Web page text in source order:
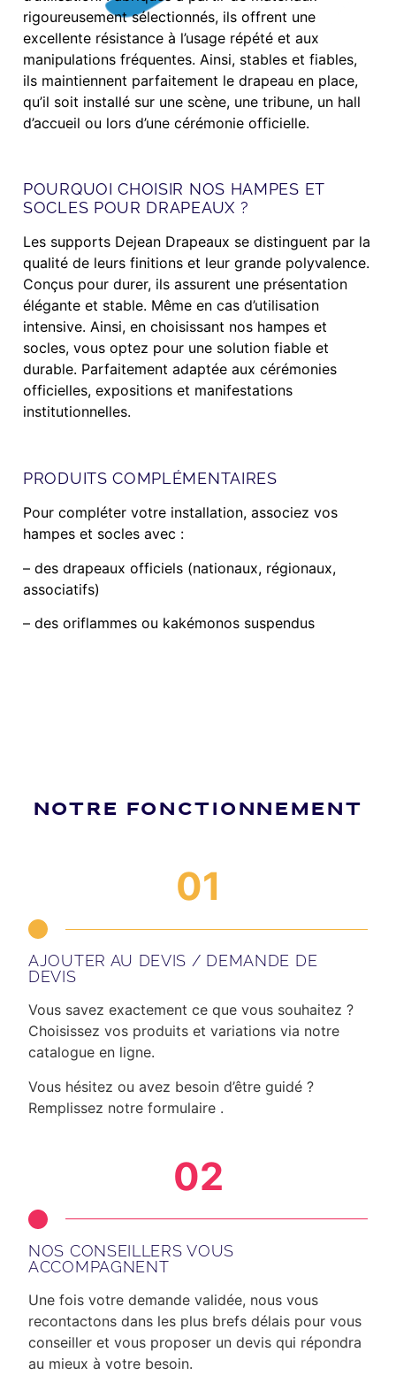
rigoureusement sélectionnés, ils offrent une
excellente résistance à l’usage répété et aux
manipulations fréquentes. Ainsi, stables et fiables,
ils maintiennent parfaitement le drapeau en place,
qu’il soit installé sur une scène, une tribune, un hall
d’accueil ou lors d’une cérémonie officielle.
POURQUOI CHOISIR NOS HAMPES ET
SOCLES POUR DRAPEAUX ?
Les supports Dejean Drapeaux se distinguent par la
qualité de leurs finitions et leur grande polyvalence.
Conçus pour durer, ils assurent une présentation
élégante et stable. Même en cas d’utilisation
intensive. Ainsi, en choisissant nos hampes et
socles, vous optez pour une solution fiable et
durable. Parfaitement adaptée aux cérémonies
officielles, expositions et manifestations
institutionnelles.
PRODUITS COMPLÉMENTAIRES
Pour compléter votre installation, associez vos
hampes et socles avec :
– des drapeaux officiels (nationaux, régionaux,
associatifs)
– des oriflammes ou kakémonos suspendus
NOTRE FONCTIONNEMENT
01
AJOUTER AU DEVIS / DEMANDE DE
DEVIS
Vous savez exactement ce que vous souhaitez ?
Choisissez vos produits et variations via notre
catalogue en ligne.
Vous hésitez ou avez besoin d’être guidé ?
Remplissez notre formulaire .
02
NOS CONSEILLERS VOUS
ACCOMPAGNENT
Une fois votre demande validée, nous vous
recontactons dans les plus brefs délais pour vous
conseiller et vous proposer un devis qui répondra
au mieux à votre besoin.